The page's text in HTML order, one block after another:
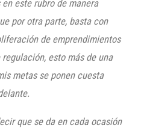
este rubro de manera
por otra parte, basta con
de emprendimientos
esto más de una
metas se ponen cuesta
que se da en cada ocasión